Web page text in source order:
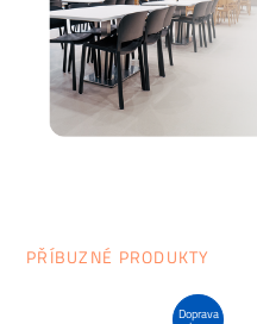
PŘÍBUZNÉ PRODUKTY
Doprava